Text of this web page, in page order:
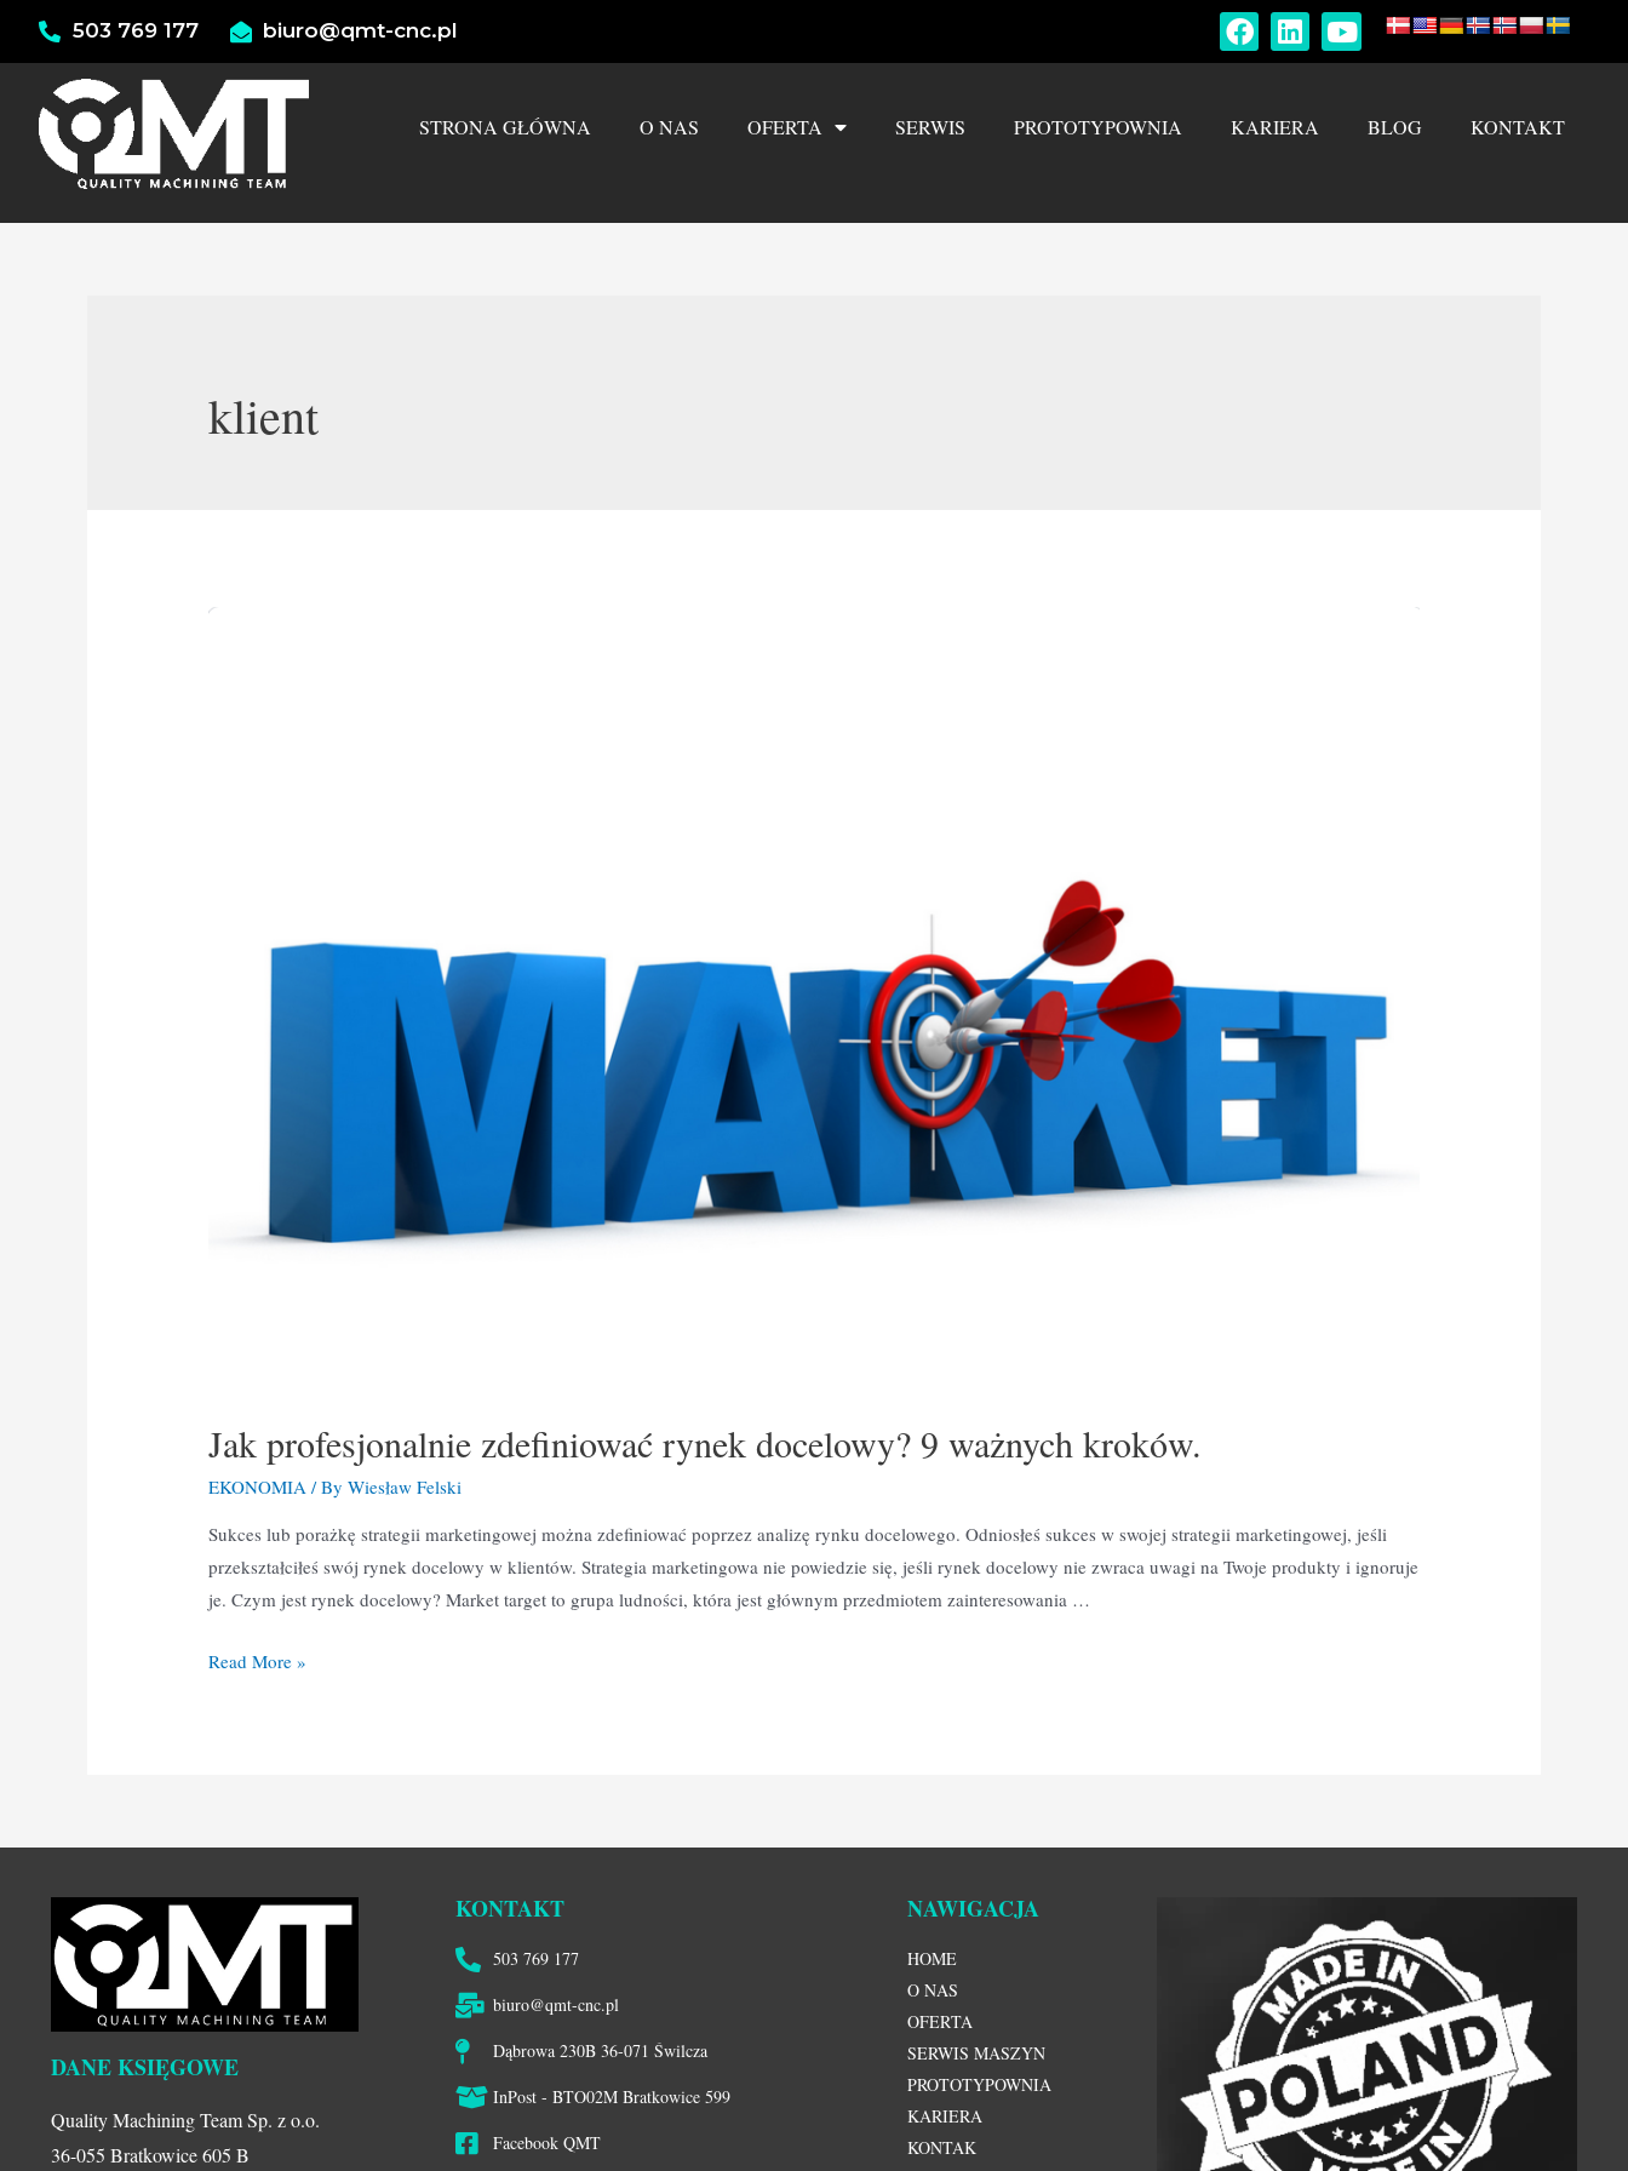
503 769 177 biuro@qmt-cnc.pl
STRONA GŁÓWNA O NAS OFERTA SERWIS PROTOTYPOWNIA KARIERA BLOG KONTAKT
klient
Jak profesjonalnie zdefiniować rynek docelowy? 9 ważnych kroków.
EKONOMIA / ByWiesław Felski
Sukces lub porażkę strategii marketingowej można zdefiniować poprzez analizę rynku docelowego. Odniosłeś sukces w swojej strategii marketingowej, jeśli
przekształciłeś swój rynek docelowy w klientów. Strategia marketingowa nie powiedzie się, jeśli rynek docelowy nie zwraca uwagi na Twoje produkty i ignoruje
je. Czym jest rynek docelowy? Market target to grupa ludności, która jest głównym przedmiotem zainteresowania …
Read More »
DANE KSIĘGOWE
Quality Machining Team Sp. z o.o.
36-055 Bratkowice 605 B
KONTAKT
503 769 177
biuro@qmt-cnc.pl
Dąbrowa 230B 36-071 Świlcza
InPost - BTO02M Bratkowice 599
Facebook QMT
NAWIGACJA
HOME
O NAS
OFERTA
SERWIS MASZYN
PROTOTYPOWNIA
KARIERA
KONTAK